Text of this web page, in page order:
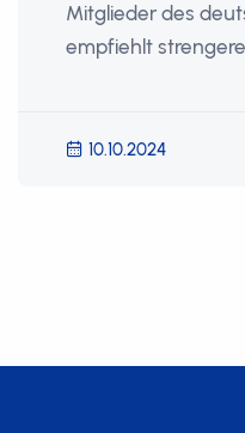
Mitglieder des
empfiehlt
10.10.2024